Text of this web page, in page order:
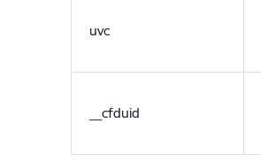
uvc
__cfduid